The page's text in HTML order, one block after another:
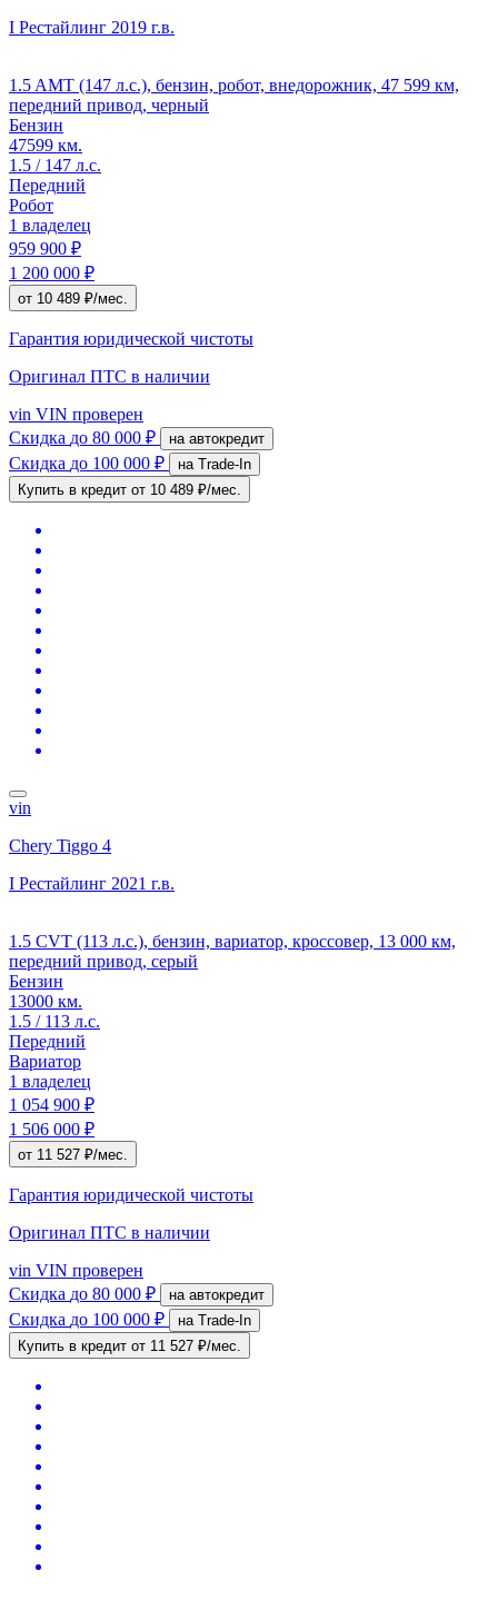
I Рестайлинг 2019 г.в.
1.5 AMT (147 л.с.), бензин, робот, внедорожник, 47 599 км,
передний привод, черный
Бензин
47599 км.
1.5 / 147 л.с.
Передний
Робот
1 владелец
959 900 ₽
1 200 000 ₽
от 10 489 ₽/мес.
Гарантия юридической чистоты
Оригинал ПТС в наличии
vin VIN проверен
Скидка до 80 000 ₽ на автокредит
Скидка до 100 000 ₽
на Trade-In
Купить в кредит от 10 489 ₽/мес.
vin
Chery Tiggo 4
I Рестайлинг 2021 г.в.
1.5 CVT (113 л.с.), бензин, вариатор, кроссовер, 13 000 км,
передний привод, серый
Бензин
13000 км.
1.5 / 113 л.с.
Передний
Вариатор
1 владелец
1 054 900 ₽
1 506 000 ₽
от 11 527 ₽/мес.
Гарантия юридической чистоты
Оригинал ПТС в наличии
vin VIN проверен
Скидка до 80 000 ₽ на автокредит
Скидка до 100 000 ₽
на Trade-In
Купить в кредит от 11 527 ₽/мес.